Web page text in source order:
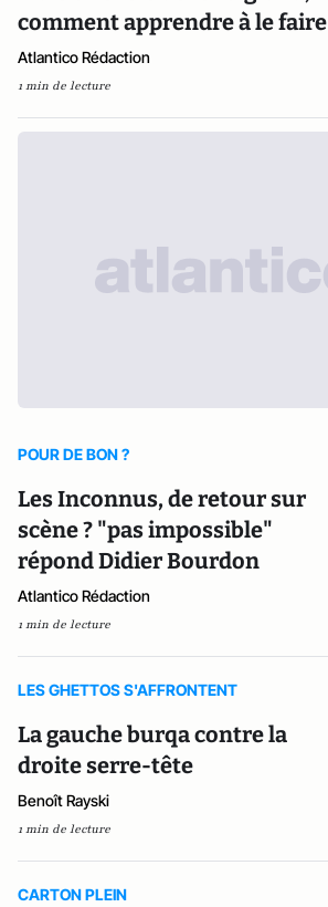
comment apprendre à le faire
Atlantico Rédaction
1 min de lecture
POUR DE BON ?
Les Inconnus, de retour sur
scène ? "pas impossible"
répond Didier Bourdon
Atlantico Rédaction
1 min de lecture
LES GHETTOS S'AFFRONTENT
La gauche burqa contre la
droite serre-tête
Benoît Rayski
1 min de lecture
CARTON PLEIN